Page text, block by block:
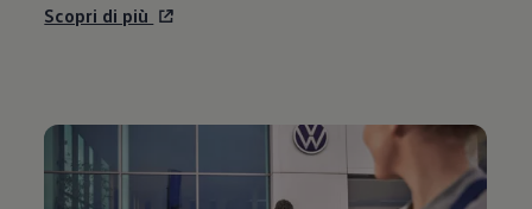
Scopri di più